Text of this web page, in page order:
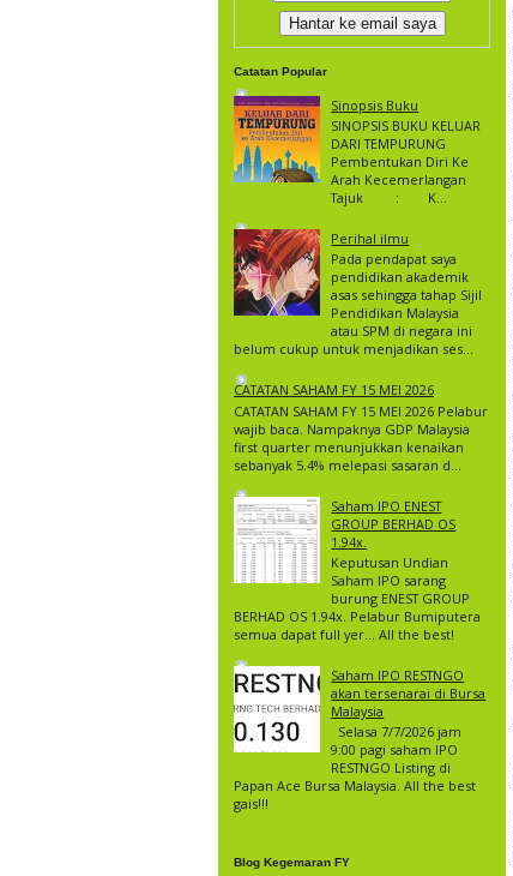
Catatan Popular
Sinopsis Buku
SINOPSIS BUKU KELUAR
DARI TEMPURUNG
Pembentukan Diri Ke
Arah Kecemerlangan
Tajuk : K...
Perihal ilmu
Pada pendapat saya
pendidikan akademik
asas sehingga tahap Sijil
Pendidikan Malaysia
atau SPM di negara ini
belum cukup untuk menjadikan ses...
CATATAN SAHAM FY 15 MEI 2026
CATATAN SAHAM FY 15 MEI 2026 Pelabur
wajib baca. Nampaknya GDP Malaysia
first quarter menunjukkan kenaikan
sebanyak 5.4% melepasi sasaran d...
Saham IPO ENEST
GROUP BERHAD OS
1.94x.
Keputusan Undian
Saham IPO sarang
burung ENEST GROUP
BERHAD OS 1.94x. Pelabur Bumiputera
semua dapat full yer… All the best!
Saham IPO RESTNGO
akan tersenarai di Bursa
Malaysia
Selasa 7/7/2026 jam
9:00 pagi saham IPO
RESTNGO Listing di
Papan Ace Bursa Malaysia. All the best
gais!!!
Blog Kegemaran FY